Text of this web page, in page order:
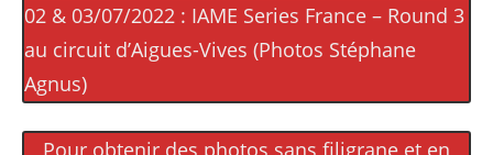
02 & 03/07/2022 : IAME Series France – Round 3
au circuit d’Aigues-Vives (Photos Stéphane
Agnus)
Pour obtenir des photos sans filigrane et en